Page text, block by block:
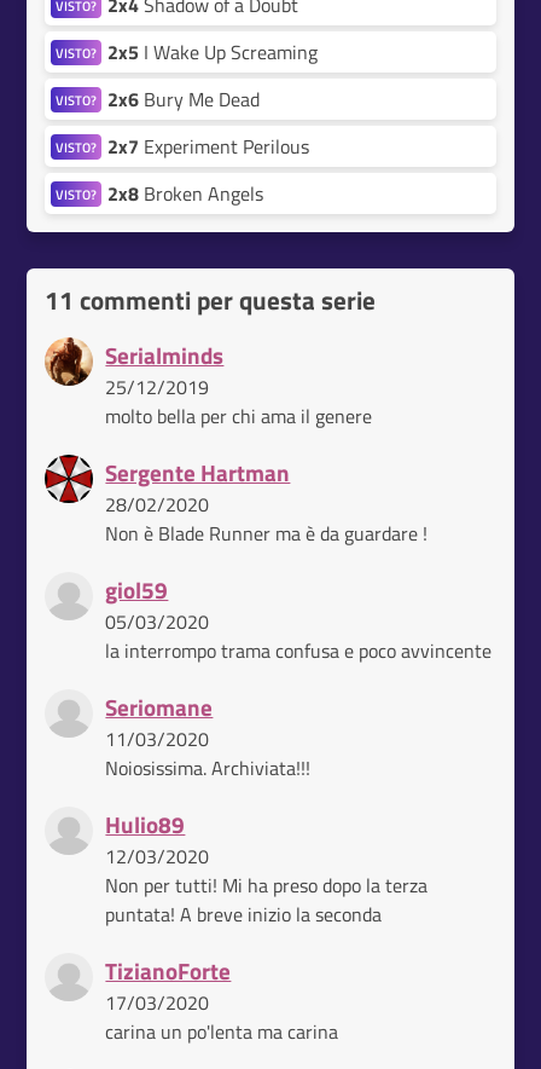
VISTO?
VISTO? 2x5 I Wake Up Screaming
VISTO? 2x6 Bury Me Dead
VISTO? 2x7 Experiment Perilous
VISTO? 2x8 Broken Angels
11 commenti per questa serie
Serialminds
25/12/2019
molto bella per chi ama il genere
Sergente Hartman
28/02/2020
Non è Blade Runner ma è da guardare !
giol59
05/03/2020
la interrompo trama confusa e poco avvincente
Seriomane
11/03/2020
Noiosissima. Archiviata!!!
Hulio89
12/03/2020
Non per tutti! Mi ha preso dopo la terza
puntata! A breve inizio la seconda
TizianoForte
17/03/2020
carina un po'lenta ma carina